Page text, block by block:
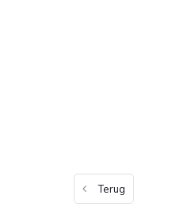
Terug